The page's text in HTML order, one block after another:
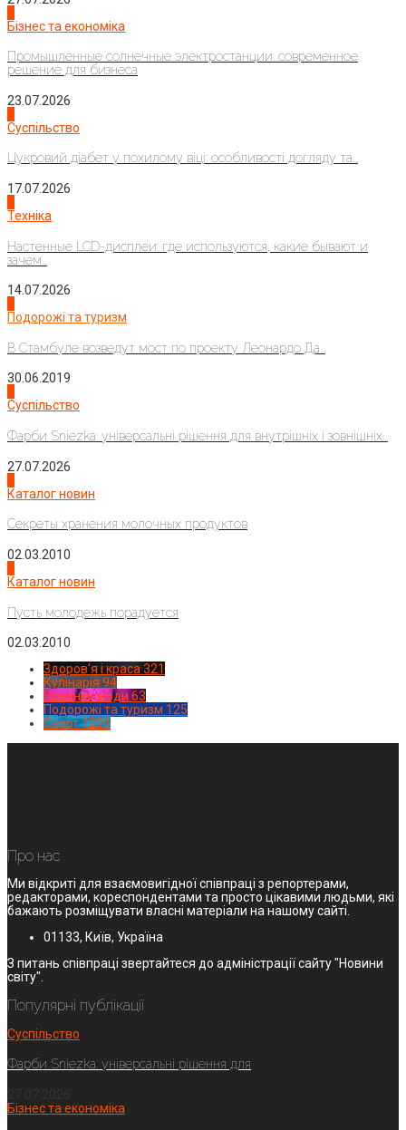
Бізнес та економіка
Промышленные солнечные электростанции: современное
решение для бизнеса
23.07.2026
Суспільство
Цукровий діабет у похилому віці: особливості догляду та...
17.07.2026
Техніка
Настенные LCD-дисплеи: где используются, какие бывают и
зачем...
14.07.2026
Подорожі та туризм
В Стамбуле возведут мост по проекту Леонардо Да...
30.06.2019
Суспільство
Фарби Sniezka: універсальні рішення для внутрішніх і зовнішніх...
27.07.2026
Каталог новин
Секреты хранения молочных продуктов
02.03.2010
Каталог новин
Пусть молодежь порадуется
02.03.2010
Здоров'я і краса 321
Кулінарія 94
Новинки моди 63
Подорожі та туризм 125
Спорт1224
Про нас
Ми відкриті для взаємовигідної співпраці з репортерами,
редакторами, кореспондентами та просто цікавими людьми, які
бажають розміщувати власні матеріали на нашому сайті.
01133, Київ, Україна
З питань співпраці звертайтеся до адміністрації сайту "Новини
світу".
Популярні публікації
Суспільство
Фарби Sniezka: універсальні рішення для
Бізнес та економіка